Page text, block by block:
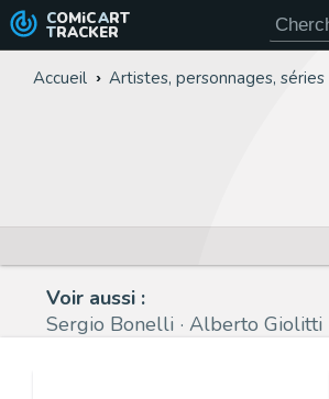
COMiC ART
TRACKER
Accueil Artistes, personnages, séries
Voir aussi :
Sergio Bonelli
Alberto Giolitti